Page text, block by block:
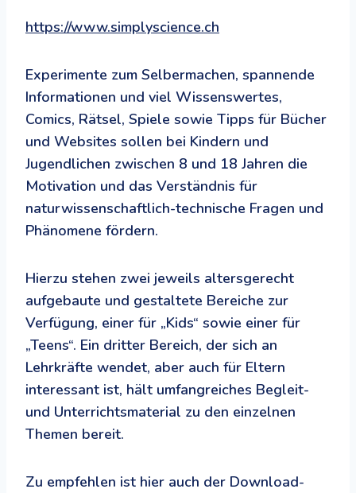
https://www.simplyscience.ch
Experimente zum Selbermachen, spannende
Informationen und viel Wissenswertes,
Comics, Rätsel, Spiele sowie Tipps für Bücher
und Websites sollen bei Kindern und
Jugendlichen zwischen 8 und 18 Jahren die
Motivation und das Verständnis für
naturwissenschaftlich-technische Fragen und
Phänomene fördern.
Hierzu stehen zwei jeweils altersgerecht
aufgebaute und gestaltete Bereiche zur
Verfügung, einer für „Kids“ sowie einer für
„Teens“. Ein dritter Bereich, der sich an
Lehrkräfte wendet, aber auch für Eltern
interessant ist, hält umfangreiches Begleit-
und Unterrichtsmaterial zu den einzelnen
Themen bereit.
Zu empfehlen ist hier auch der Download-